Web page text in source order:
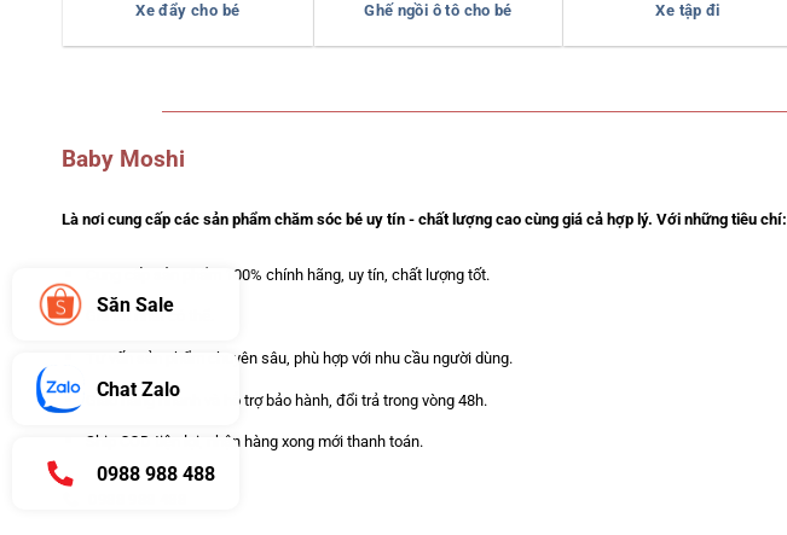
Xe đẩy cho bé Ghế ngồi ô tô cho bé Xe tập đi
Baby Moshi
Là nơi cung cấp các sản phẩm chăm sóc bé uy tín - chất lượng cao cùng giá cả hợp lý. Với những tiêu chí:
Cung cấp sản phẩm 100% chính hãng, uy tín, chất lượng tốt.
Giá tốt nhất có thể.
Tư vấn sản phẩm chuyên sâu, phù hợp với nhu cầu người dùng.
Giao hàng nhanh và hỗ trợ bảo hành, đổi trả trong vòng 48h.
Ship COD tiện lợi, nhận hàng xong mới thanh toán.
Săn Sale
Chat Zalo
0988 988 488